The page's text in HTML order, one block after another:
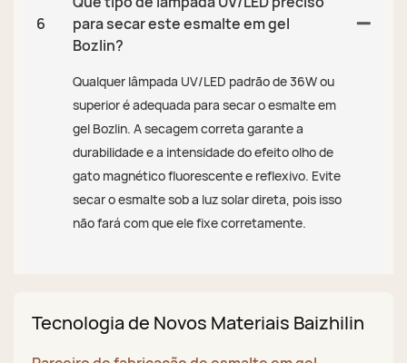
6
para secar este esmalte em gel
Bozlin?
Qualquer lâmpada UV/LED padrão de 36W ou
superior é adequada para secar o esmalte em
gel Bozlin. A secagem correta garante a
durabilidade e a intensidade do efeito olho de
gato magnético fluorescente e reflexivo. Evite
secar o esmalte sob a luz solar direta, pois isso
não fará com que ele fixe corretamente.
Tecnologia de Novos Materiais Baizhilin